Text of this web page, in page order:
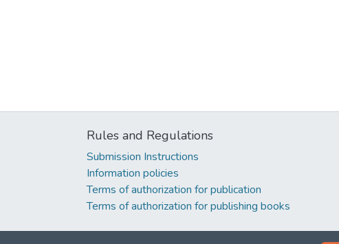
Rules and Regulations
Submission Instructions
Information policies
Terms of authorization for publication
Terms of authorization for publishing books